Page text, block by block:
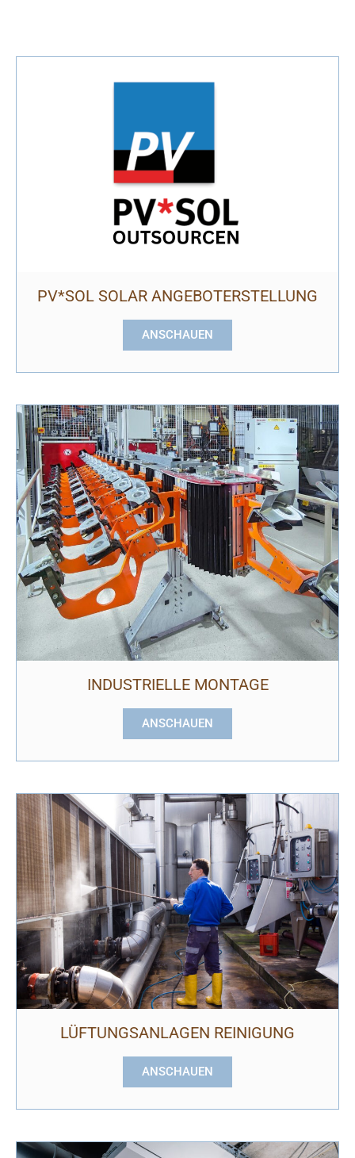
PV*SOL SOLAR ANGEBOTERSTELLUNG
ANSCHAUEN
INDUSTRIELLE MONTAGE
ANSCHAUEN
LÜFTUNGSANLAGEN REINIGUNG
ANSCHAUEN